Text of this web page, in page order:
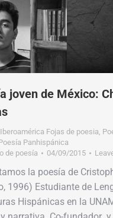
joven de México:
Iberoamérica Fojas de poesia
Panhispánica
de poesía 04/09/2015
la poesía de
1996) Estudiante de
Hispánicas en la